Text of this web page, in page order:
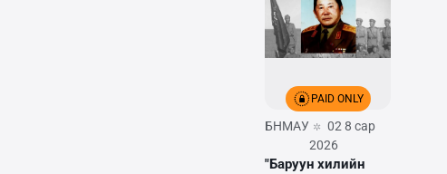
PAID ONLY
БНМАУ
02 8 сар
2026
"Баруун хилийн